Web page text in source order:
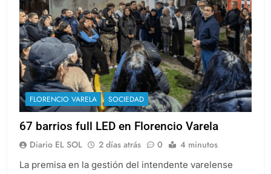
FLORENCIO VARELA SOCIEDAD
67 barrios full LED en Florencio Varela
Diario EL SOL 2 días atrás 0 4 minutos
La premisa en la gestión del intendente varelense